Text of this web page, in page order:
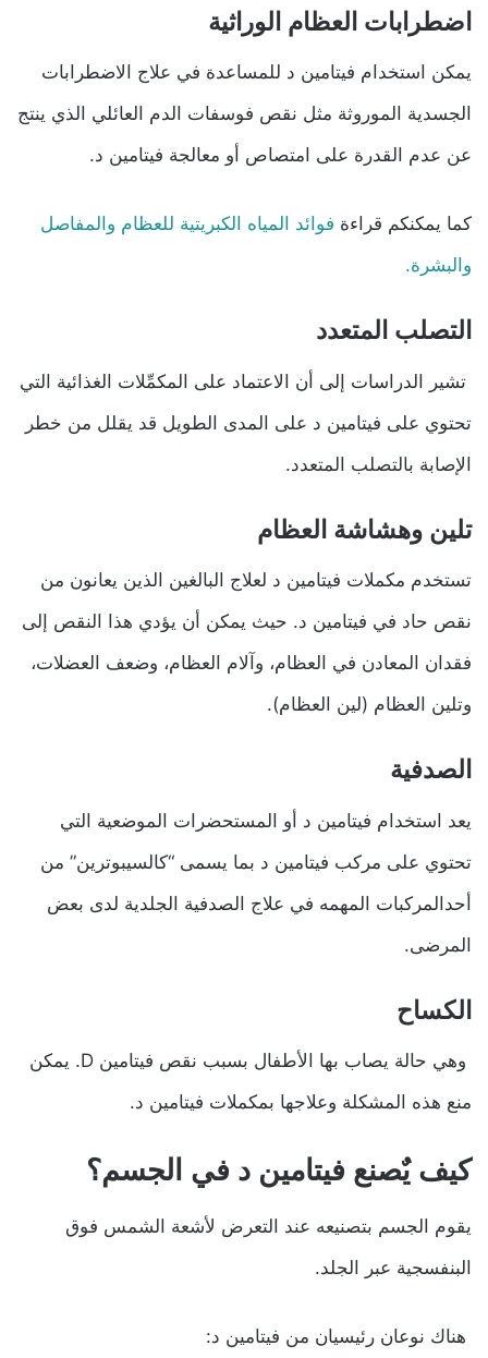
اضطرابات العظام الوراثية
يمكن استخدام فيتامين د للمساعدة في علاج الاضطرابات
الجسدية الموروثة مثل نقص فوسفات الدم العائلي الذي ينتج
عن عدم القدرة على امتصاص أو معالجة فيتامين د.
كما يمكنكم قراءة فوائد المياه الكبريتية للعظام والمفاصل
والبشرة.
التصلب المتعدد
تشير الدراسات إلى أن الاعتماد على المكمِّلات الغذائية التي
تحتوي على فيتامين د على المدى الطويل قد يقلل من خطر
الإصابة بالتصلب المتعدد.
تلين وهشاشة العظام
تستخدم مكملات فيتامين د لعلاج البالغين الذين يعانون من
نقص حاد في فيتامين د. حيث يمكن أن يؤدي هذا النقص إلى
فقدان المعادن في العظام، وآلام العظام، وضعف العضلات،
وتلين العظام (لين العظام).
الصدفية
يعد استخدام فيتامين د أو المستحضرات الموضعية التي
تحتوي على مركب فيتامين د بما يسمى “كالسيبوترين” من
أحدالمركبات المهمه في علاج الصدفية الجلدية لدى بعض
المرضى.
الكساح
وهي حالة يصاب بها الأطفال بسبب نقص فيتامين D. يمكن
منع هذه المشكلة وعلاجها بمكملات فيتامين د.
كيف يٌصنع فيتامين د في الجسم؟
يقوم الجسم بتصنيعه عند التعرض لأشعة الشمس فوق
البنفسجية عبر الجلد.
هناك نوعان رئيسيان من فيتامين د: